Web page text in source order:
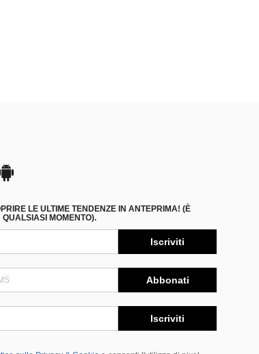
LE ULTIME TENDENZE IN ANTEPRIMA! (È
MOMENTO).
Iscriviti
Abbonati
Iscriviti